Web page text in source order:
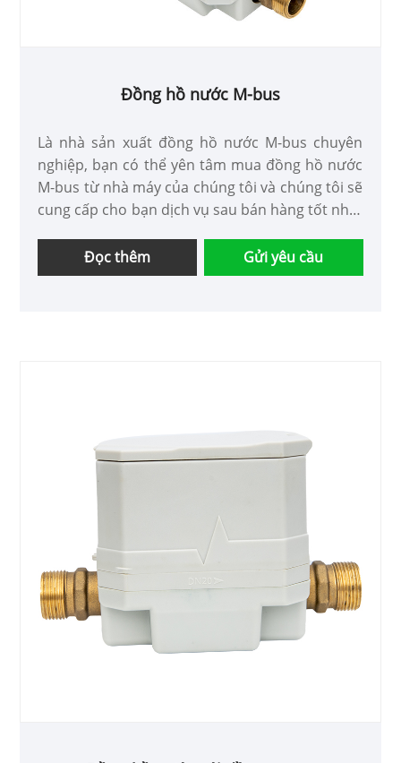
Đồng hồ nước M-bus
Là nhà sản xuất đồng hồ nước M-bus chuyên
nghiệp, bạn có thể yên tâm mua đồng hồ nước
M-bus từ nhà máy của chúng tôi và chúng tôi sẽ
cung cấp cho bạn dịch vụ sau bán hàng tốt nhất
Đọc thêm
Gửi yêu cầu